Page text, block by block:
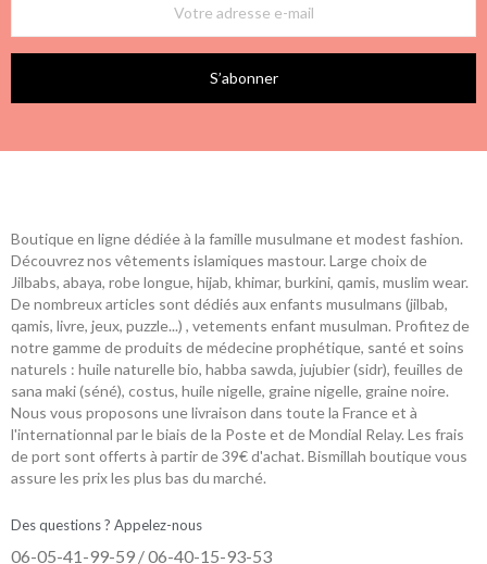
S’abonner
Boutique en ligne dédiée à la famille musulmane et modest fashion.
Découvrez nos vêtements islamiques mastour. Large choix de
Jilbabs, abaya, robe longue, hijab, khimar, burkini, qamis, muslim wear.
De nombreux articles sont dédiés aux enfants musulmans (jilbab,
qamis, livre, jeux, puzzle...) , vetements enfant musulman. Profitez de
notre gamme de produits de médecine prophétique, santé et soins
naturels : huile naturelle bio, habba sawda, jujubier (sidr), feuilles de
sana maki (séné), costus, huile nigelle, graine nigelle, graine noire.
Nous vous proposons une livraison dans toute la France et à
l'internationnal par le biais de la Poste et de Mondial Relay. Les frais
de port sont offerts à partir de 39€ d'achat. Bismillah boutique vous
assure les prix les plus bas du marché.
Des questions ? Appelez-nous
06-05-41-99-59 / 06-40-15-93-53